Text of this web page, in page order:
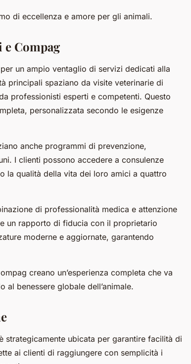
di eccellenza e amore per gli animali.
Compag
un ampio ventaglio di servizi dedicati alla
principali spaziano da visite veterinarie di
professionisti esperti e competenti. Questo
personalizzata secondo le esigenze
anche programmi di prevenzione,
I clienti possono accedere a consulenze
la qualità della vita dei loro amici a quattro
di professionalità medica e attenzione
un rapporto di fiducia con il proprietario
moderne e aggiornate, garantendo
creano un’esperienza completa che va
benessere globale dell’animale.
strategicamente ubicata per garantire facilità di
ai clienti di raggiungere con semplicità i